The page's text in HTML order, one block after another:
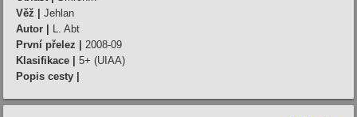
Věž |
Jehlan
Autor |
L. Abt
První přelez |
2008-09
Klasifikace |
5+ (UIAA)
Popis cesty |